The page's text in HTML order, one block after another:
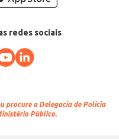
redes sociais
procure a Delegacia de Polícia
Público.